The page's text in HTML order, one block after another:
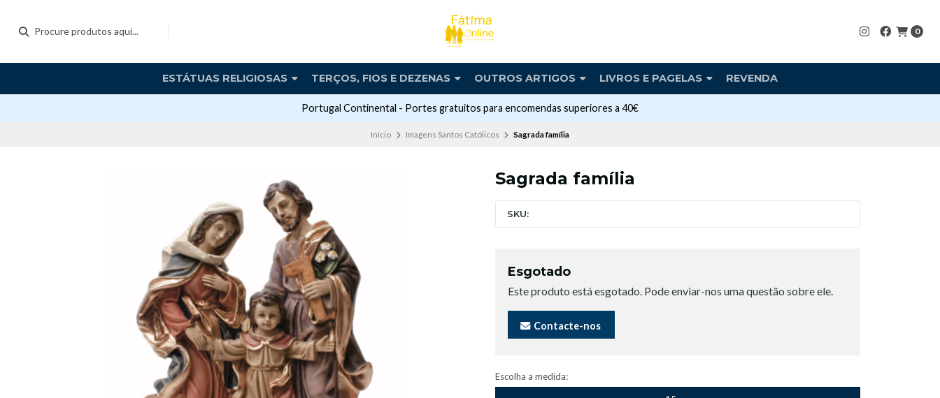
0
ESTÁTUAS RELIGIOSAS TERÇOS, FIOS E DEZENAS OUTROS ARTIGOS LIVROS E PAGELAS REVENDA
Portugal Continental - Portes gratuitos para encomendas superiores a 40€
Início Imagens Santos Católicos Sagrada família
Sagrada família
SKU:
Esgotado
Este produto está esgotado. Pode enviar-nos uma questão sobre ele.
Contacte-nos
Escolha a medida: